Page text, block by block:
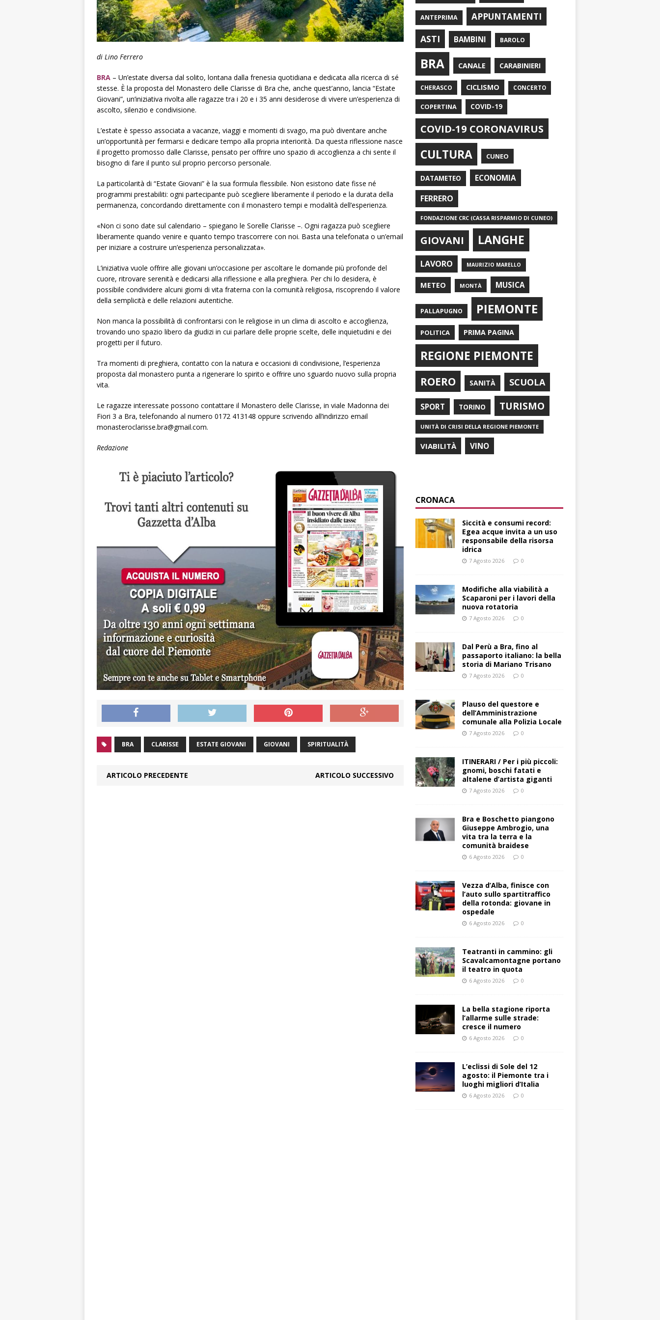
di Lino Ferrero
BRA – Un’estate diversa dal solito, lontana dalla frenesia quotidiana e dedicata alla ricerca di sé
stesse. È la proposta del Monastero delle Clarisse di Bra che, anche quest’anno, lancia “Estate
Giovani”, un’iniziativa rivolta alle ragazze tra i 20 e i 35 anni desiderose di vivere un’esperienza di
ascolto, silenzio e condivisione.
L’estate è spesso associata a vacanze, viaggi e momenti di svago, ma può diventare anche
un’opportunità per fermarsi e dedicare tempo alla propria interiorità. Da questa riflessione nasce
il progetto promosso dalle Clarisse, pensato per offrire uno spazio di accoglienza a chi sente il
bisogno di fare il punto sul proprio percorso personale.
La particolarità di “Estate Giovani” è la sua formula flessibile. Non esistono date fisse né
programmi prestabiliti: ogni partecipante può scegliere liberamente il periodo e la durata della
permanenza, concordando direttamente con il monastero tempi e modalità dell’esperienza.
«Non ci sono date sul calendario – spiegano le Sorelle Clarisse –. Ogni ragazza può scegliere
liberamente quando venire e quanto tempo trascorrere con noi. Basta una telefonata o un’email
per iniziare a costruire un’esperienza personalizzata».
L’iniziativa vuole offrire alle giovani un’occasione per ascoltare le domande più profonde del
cuore, ritrovare serenità e dedicarsi alla riflessione e alla preghiera. Per chi lo desidera, è
possibile condividere alcuni giorni di vita fraterna con la comunità religiosa, riscoprendo il valore
della semplicità e delle relazioni autentiche.
Non manca la possibilità di confrontarsi con le religiose in un clima di ascolto e accoglienza,
trovando uno spazio libero da giudizi in cui parlare delle proprie scelte, delle inquietudini e dei
progetti per il futuro.
Tra momenti di preghiera, contatto con la natura e occasioni di condivisione, l’esperienza
proposta dal monastero punta a rigenerare lo spirito e offrire uno sguardo nuovo sulla propria
vita.
Le ragazze interessate possono contattare il Monastero delle Clarisse, in viale Madonna dei
Fiori 3 a Bra, telefonando al numero 0172 413148 oppure scrivendo all’indirizzo email
monasteroclarisse.bra@gmail.com.
Redazione
BRA CLARISSE ESTATE GIOVANI GIOVANI SPIRITUALITÀ
ARTICOLO PRECEDENTE ARTICOLO SUCCESSIVO
ANTEPRIMA
APPUNTAMENTI
ASTI
BAMBINI BAROLO
BRA CANALE CARABINIERI
CHERASCO CICLISMO CONCERTO
COPERTINA COVID-19
COVID-19 CORONAVIRUS
CULTURA CUNEO
DATAMETEO ECONOMIA
FERRERO
FONDAZIONE CRC (CASSA RISPARMIO DI CUNEO)
GIOVANI LANGHE
LAVORO MAURIZIO MARELLO
METEO MONTÀ MUSICA
PALLAPUGNO PIEMONTE
POLITICA PRIMA PAGINA
REGIONE PIEMONTE
ROERO SANITÀ SCUOLA
SPORT TORINO TURISMO
UNITÀ DI CRISI DELLA REGIONE PIEMONTE
VIABILITÀ VINO
CRONACA
Siccità e consumi record:
Egea acque invita a un uso
responsabile della risorsa
idrica
7 Agosto 2026 0
Modifiche alla viabilità a
Scaparoni per i lavori della
nuova rotatoria
7 Agosto 2026 0
​Dal Perù a Bra, fino al
passaporto italiano: la bella
storia di Mariano Trisano
7 Agosto 2026 0
Plauso del questore e
dell’Amministrazione
comunale alla Polizia Locale
7 Agosto 2026 0
ITINERARI / Per i più piccoli:
gnomi, boschi fatati e
altalene d’artista giganti
7 Agosto 2026 0
Bra e Boschetto piangono
Giuseppe Ambrogio, una
vita tra la terra e la
comunità braidese
6 Agosto 2026 0
Vezza d’Alba, finisce con
l’auto sullo spartitraffico
della rotonda: giovane in
ospedale
6 Agosto 2026 0
Teatranti in cammino: gli
Scavalcamontagne portano
il teatro in quota
6 Agosto 2026 0
La bella stagione riporta
l’allarme sulle strade:
cresce il numero
6 Agosto 2026 0
L’eclissi di Sole del 12
agosto: il Piemonte tra i
luoghi migliori d’Italia
6 Agosto 2026 0